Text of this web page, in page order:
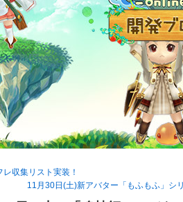
レ収集リスト実装！
11月30日(土)新アバター「もふもふ」シ